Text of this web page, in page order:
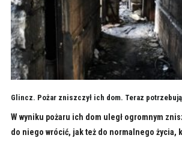
Glincz. Pożar zniszczył ich dom. Teraz
W wyniku pożaru ich dom uległ ogromnym
do niego wrócić, jak też do normalnego życia,